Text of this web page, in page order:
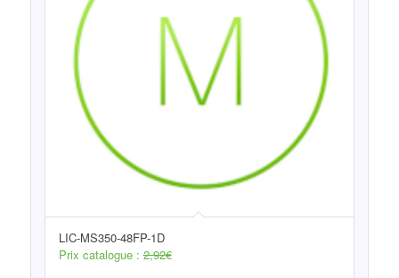
LIC-MS350-48FP-1D
Prix catalogue :2,92€